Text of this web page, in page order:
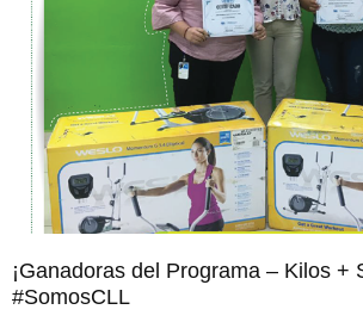
¡Ganadoras del Programa – Kilos +
#SomosCLL